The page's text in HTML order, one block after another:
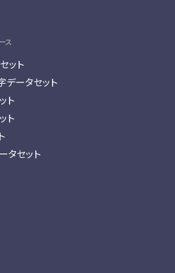
ス
ット
データセット
ト
ト
タセット